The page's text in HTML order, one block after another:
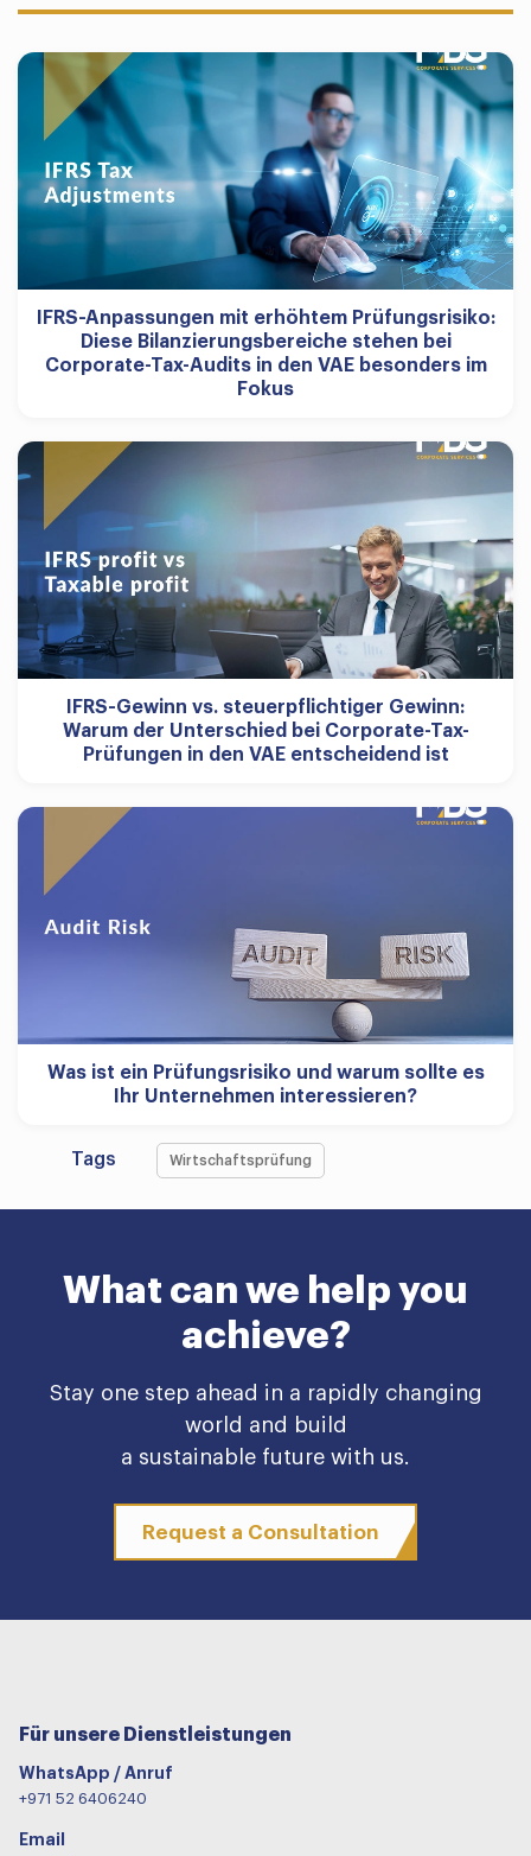
IFRS-Anpassungen mit erhöhtem Prüfungsrisiko:
Diese Bilanzierungsbereiche stehen bei
Corporate-Tax-Audits in den VAE besonders im
Fokus
IFRS-Gewinn vs. steuerpflichtiger Gewinn:
Warum der Unterschied bei Corporate-Tax-
Prüfungen in den VAE entscheidend ist
Was ist ein Prüfungsrisiko und warum sollte es
Ihr Unternehmen interessieren?
Tags Wirtschaftsprüfung
What can we help you
achieve?
Stay one step ahead in a rapidly changing
world and build
a sustainable future with us.
Request a Consultation
Für unsere Dienstleistungen
WhatsApp / Anruf
+971 52 6406240
Email